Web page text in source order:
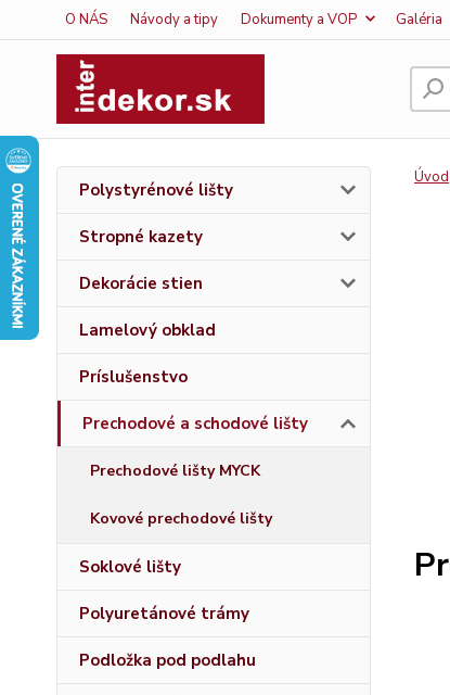
O NÁS Návody a tipy Dokumenty a VOP Galéria
Polystyrénové lišty
Stropné kazety
Dekorácie stien
Lamelový obklad
Príslušenstvo
Prechodové a schodové lišty
Prechodové lišty MYCK
Kovové prechodové lišty
Soklové lišty
Polyuretánové trámy
Podložka pod podlahu
Úvod